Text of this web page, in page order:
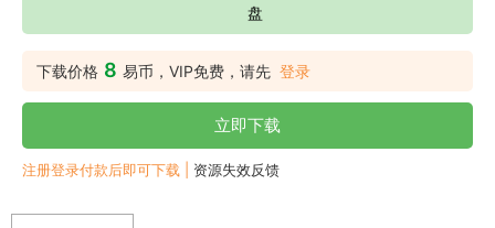
盘
下载价格 8 易币，VIP免费，请先 登录
立即下载
注册登录付款后即可下载 | 资源失效反馈